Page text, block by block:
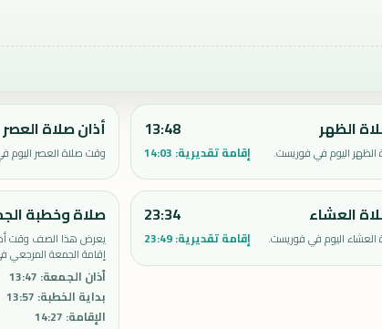
الظهر
اليوم في فوريست.
13:48
إقامة تقديرية: 14:03
أذان صلاة العصر
وقت صلاة العصر اليوم
العشاء
اليوم في فوريست.
23:34
إقامة تقديرية:23:49
صلاة وخطبة
يعرض هذا الصف وقت
إقامة الجمعة المرجعي
أذان الجمعة:
13:47
بداية الخطبة:
13:57
الإقامة:
14:27